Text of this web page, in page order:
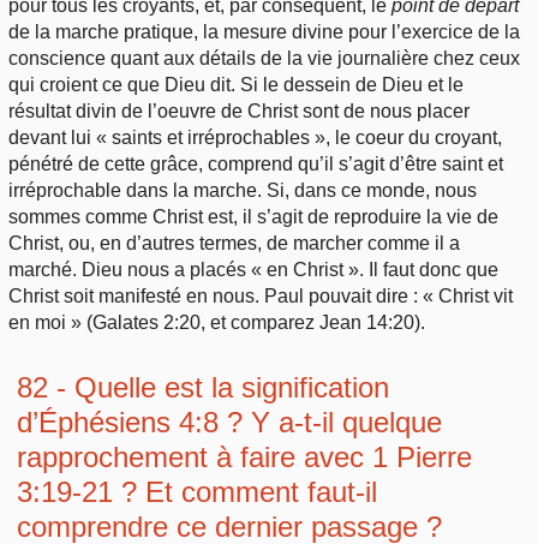
pour tous les croyants, et, par conséquent, le point de départ
de la marche pratique, la mesure divine pour l’exercice de la
conscience quant aux détails de la vie journalière chez ceux
qui croient ce que Dieu dit. Si le dessein de Dieu et le
résultat divin de l’oeuvre de Christ sont de nous placer
devant lui « saints et irréprochables », le coeur du croyant,
pénétré de cette grâce, comprend qu’il s’agit d’être saint et
irréprochable dans la marche. Si, dans ce monde, nous
sommes comme Christ est, il s’agit de reproduire la vie de
Christ, ou, en d’autres termes, de marcher comme il a
marché. Dieu nous a placés « en Christ ». Il faut donc que
Christ soit manifesté en nous. Paul pouvait dire : « Christ vit
en moi » (Galates 2:20, et comparez Jean 14:20).
82 - Quelle est la signification
d’Éphésiens 4:8 ? Y a-t-il quelque
rapprochement à faire avec 1 Pierre
3:19-21 ? Et comment faut-il
comprendre ce dernier passage ?